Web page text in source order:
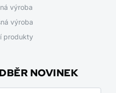
výroba
výroba
produkty
NOVINEK